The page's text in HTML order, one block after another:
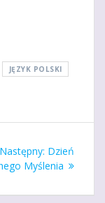
JĘZYK POLSKI
Następny: Następny
wpis:
Dzień
Myślenia